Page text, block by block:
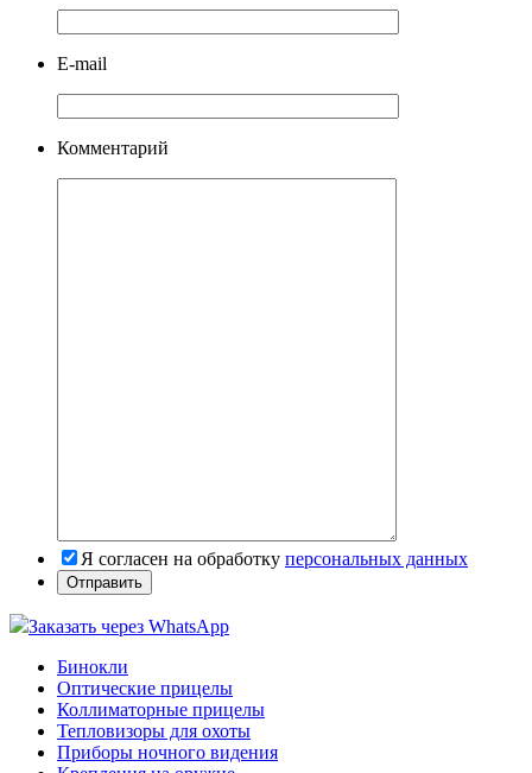
E-mail
Комментарий
Я согласен на обработку персональных данных
Заказать через WhatsApp
Бинокли
Оптические прицелы
Коллиматорные прицелы
Тепловизоры для охоты
Приборы ночного видения